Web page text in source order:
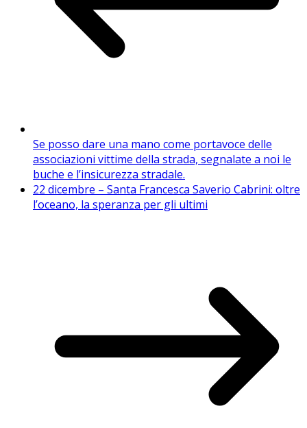
Se posso dare una mano come portavoce delle
associazioni vittime della strada, segnalate a noi le
buche e l’insicurezza stradale.
22 dicembre – Santa Francesca Saverio Cabrini: oltre
l’oceano, la speranza per gli ultimi